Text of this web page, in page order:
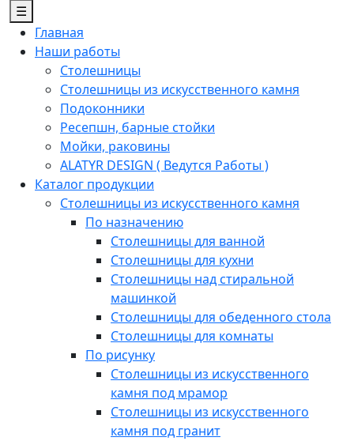
☰
Главная
Наши работы
Столешницы
Столешницы из искусственного камня
Подоконники
Ресепшн, барные стойки
Мойки, раковины
ALATYR DESIGN ( Ведутся Работы )
Каталог продукции
Столешницы из искусственного камня
По назначению
Столешницы для ванной
Столешницы для кухни
Столешницы над стиральной
машинкой
Столешницы для обеденного стола
Столешницы для комнаты
По рисунку
Столешницы из искусственного
камня под мрамор
Столешницы из искусственного
камня под гранит